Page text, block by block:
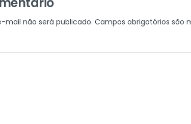
mail não será publicado. Campos obrigatórios são